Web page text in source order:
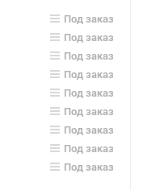
Под заказ
Под заказ
Под заказ
Под заказ
Под заказ
Под заказ
Под заказ
Под заказ
Под заказ